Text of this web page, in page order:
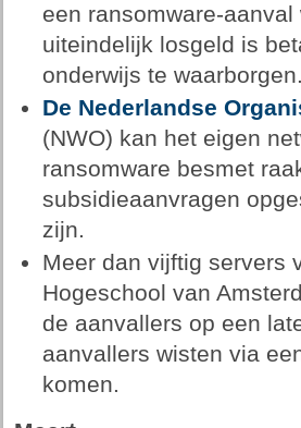
een ransomware-
uiteindelijk losgeld is
onderwijs te waarborgen.
De Nederlandse
(NWO) kan het eigen
ransomware besmet
subsidieaanvragen
zijn.
Meer dan vijftig servers
Hogeschool van
de aanvallers op een
aanvallers wisten via
komen.